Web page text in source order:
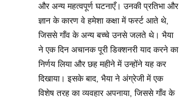
और अन्य महत्वपूर्ण घटनाएँ। उनकी प्रतिभा और
ज्ञान के कारण वे हमेशा कक्षा में फर्स्ट आते थे,
जिससे गाँव के अन्य बच्चे उनसे जलते थे। भैया
ने एक दिन अचानक पूरी डिक्शनरी याद करने का
निर्णय लिया और छह महीने में उन्होंने यह कर
दिखाया। इसके बाद, भैया ने अंग्रेजी में एक
विशेष तरह का व्यवहार अपनाया, जिससे गाँव के